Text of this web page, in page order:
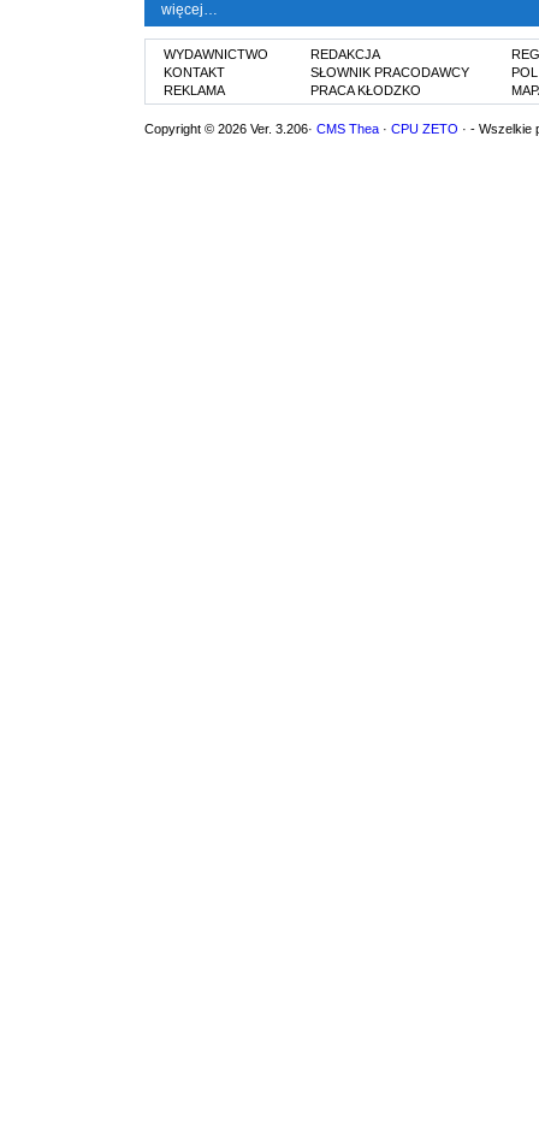
więcej…
WYDAWNICTWO
KONTAKT
REKLAMA
REDAKCJA
SŁOWNIK PRACODAWCY
PRACA KŁODZKO
Copyright © 2026 Ver. 3.206· CMS Thea · CPU ZETO · - Wszelkie